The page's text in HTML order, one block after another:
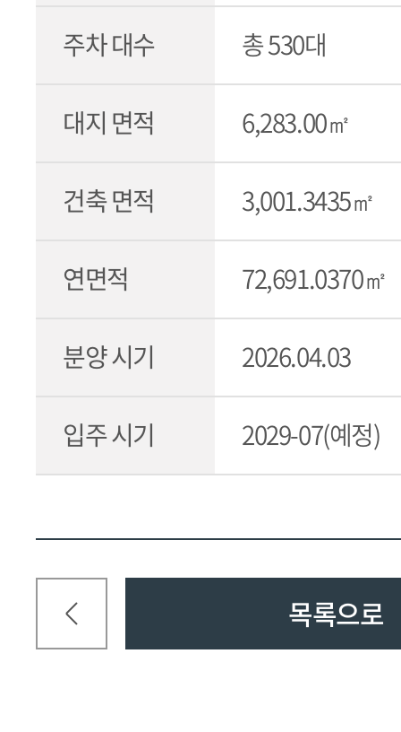
주차 대수 총 530대
대지 면적 6,283.00㎡
건축 면적 3,001.3435㎡
연면적 72,691.0370㎡
분양 시기 2026.04.03
입주 시기 2029-07(예정)
목록으로